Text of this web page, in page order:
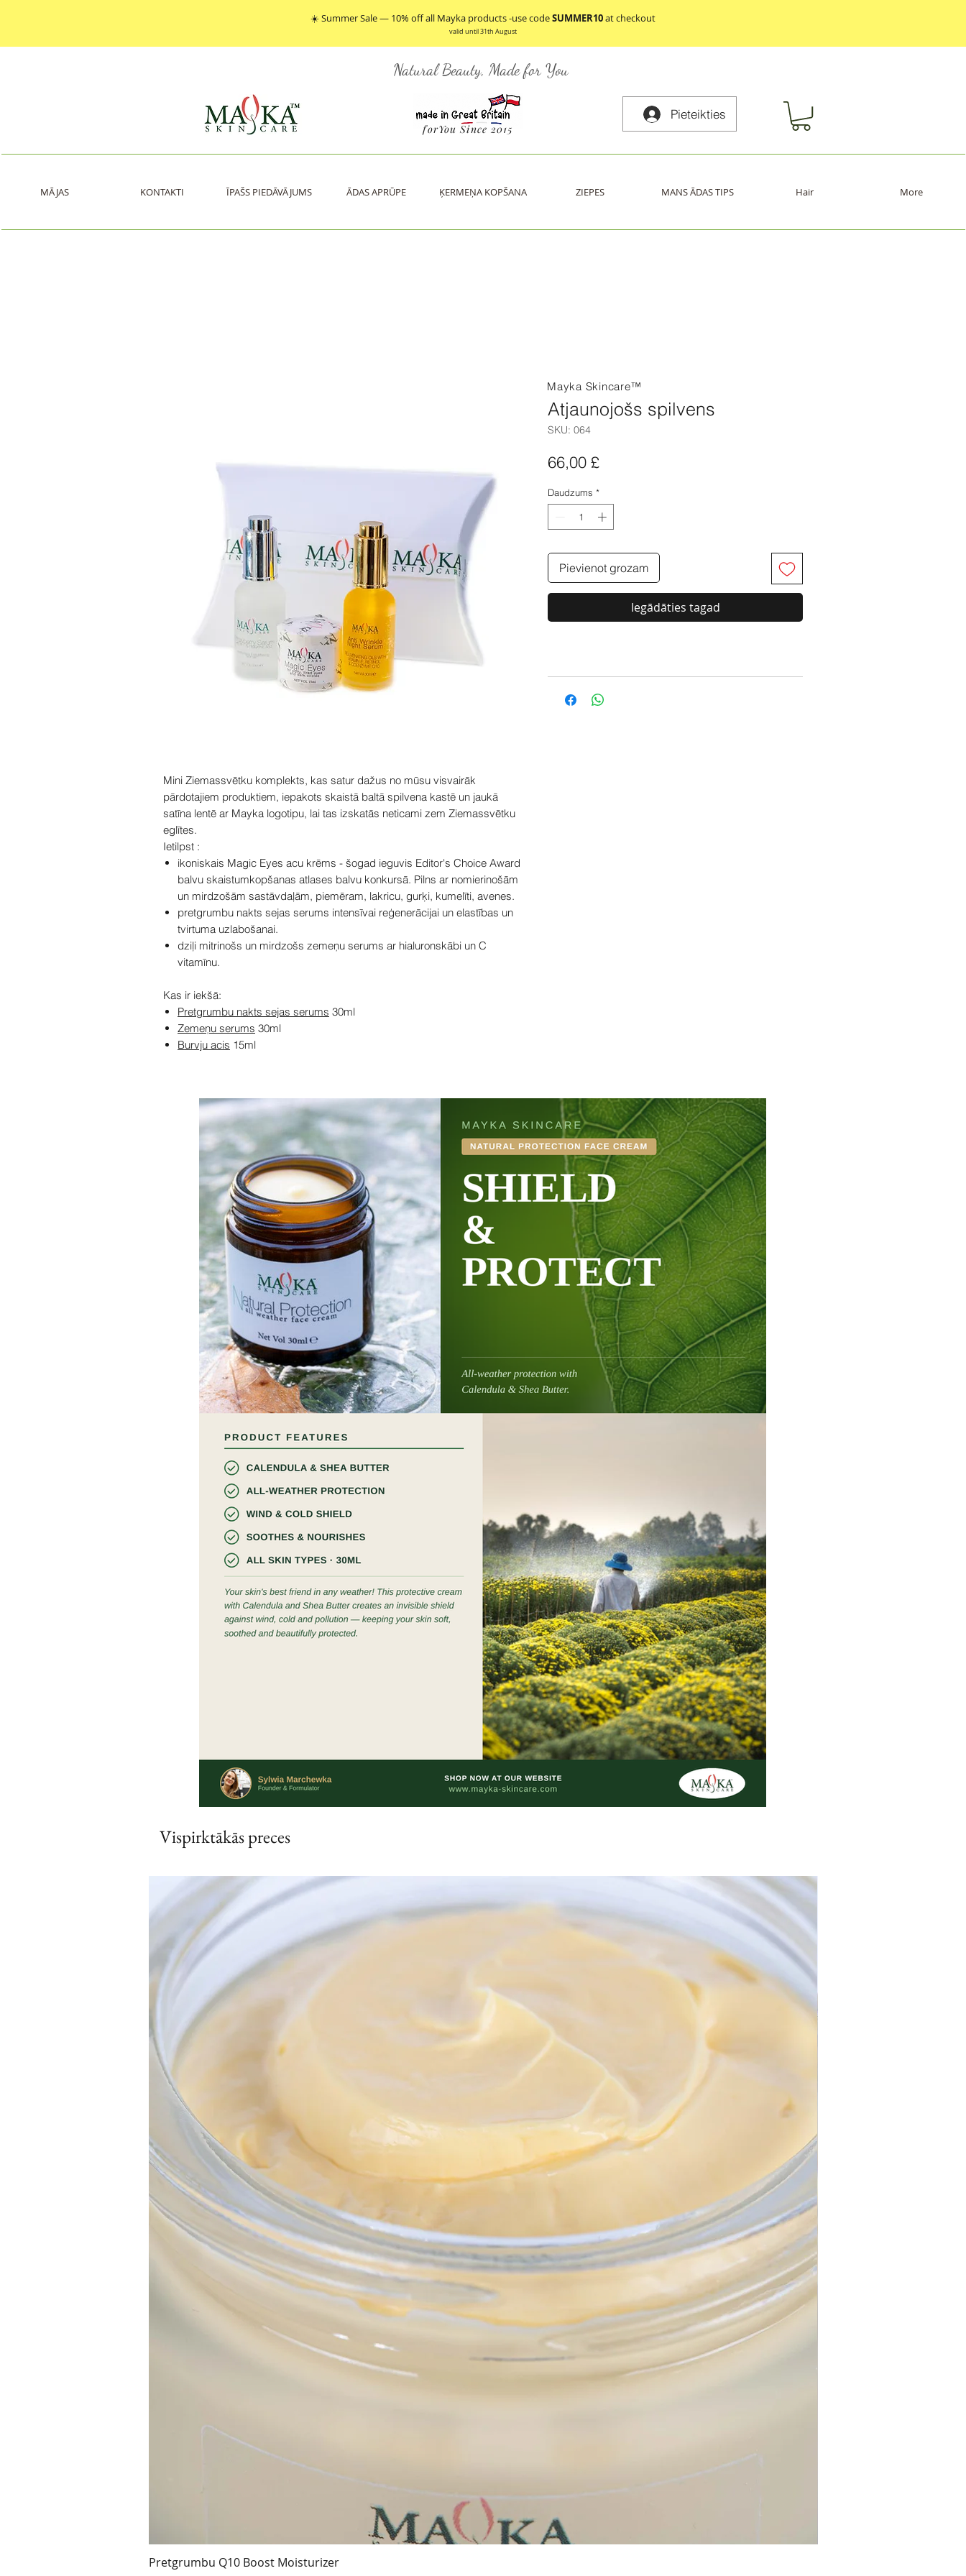
☀️ Summer Sale — 10% off all Mayka products -use codeSUMMER10at checkout
valid until 31th August
Natural Beauty, Made for You
forYou Since 2015
Pieteikties
MĀJAS KONTAKTI ĪPAŠS PIEDĀVĀJUMS ĀDAS APRŪPE ĶERMEŅA KOPŠANA ZIEPES MANS ĀDAS TIPS Hair More
Mini Ziemassvētku komplekts, kas satur dažus no mūsu visvairāk
pārdotajiem produktiem, iepakots skaistā baltā spilvena kastē un jaukā
satīna lentē ar Mayka logotipu, lai tas izskatās neticami zem Ziemassvētku
eglītes.
Ietilpst :
ikoniskais Magic Eyes acu krēms - šogad ieguvis Editor's Choice Award
balvu skaistumkopšanas atlases balvu konkursā. Pilns ar nomierinošām
un mirdzošām sastāvdaļām, piemēram, lakricu, gurķi, kumelīti, avenes.
pretgrumbu nakts sejas serums intensīvai reģenerācijai un elastības un
tvirtuma uzlabošanai.
dziļi mitrinošs un mirdzošs zemeņu serums ar hialuronskābi un C
vitamīnu.
Kas ir iekšā:
Pretgrumbu nakts sejas serums 30ml
Zemeņu serums 30ml
Burvju acis 15ml
Atjaunojošs spilvens
SKU: 064
66,00 £Cena
Daudzums *
Pievienot grozam
Iegādāties tagad
Mayka Skincare™
Vispirktākās preces
Pretgrumbu Q10 Boost Moisturizer